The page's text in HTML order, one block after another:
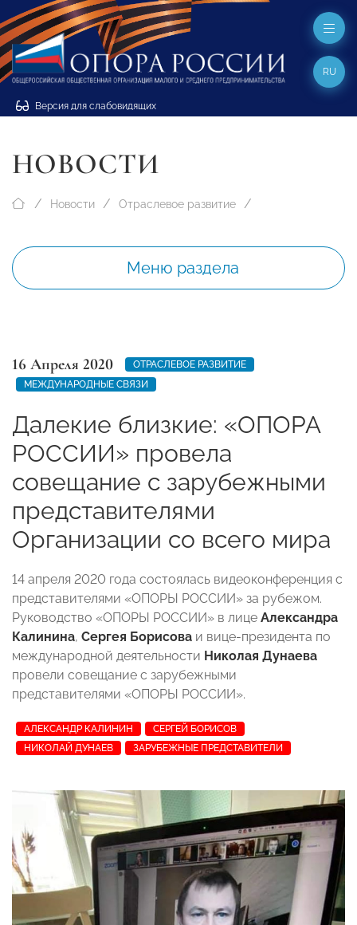
Версия для слабовидящих
RU
НОВОСТИ
Новости Отраслевое развитие
Меню раздела
16 Апреля 2020
ОТРАСЛЕВОЕ РАЗВИТИЕ
МЕЖДУНАРОДНЫЕ СВЯЗИ
Далекие близкие: «ОПОРА
РОССИИ» провела
совещание с зарубежными
представителями
Организации со всего мира
14 апреля 2020 года состоялась видеоконференция с
представителями «ОПОРЫ РОССИИ» за рубежом.
Руководство «ОПОРЫ РОССИИ» в лице Александра
Калинина, Сергея Борисова и вице-президента по
международной деятельности Николая Дунаева
провели совещание с зарубежными
представителями «ОПОРЫ РОССИИ».
АЛЕКСАНДР КАЛИНИН
СЕРГЕЙ БОРИСОВ
НИКОЛАЙ ДУНАЕВ
ЗАРУБЕЖНЫЕ ПРЕДСТАВИТЕЛИ